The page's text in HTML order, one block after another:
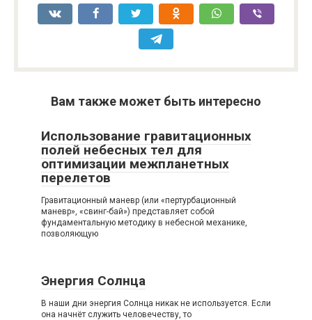
Вам также может быть интересно
Использование гравитационных
полей небесных тел для
оптимизации межпланетных
перелетов
Гравитационный маневр (или «пертурбационный
маневр», «свинг-бай») представляет собой
фундаментальную методику в небесной механике,
позволяющую
Энергия Солнца
В наши дни энергия Солнца никак не используется. Если
она начнёт служить человечеству, то